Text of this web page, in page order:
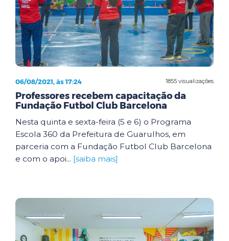
1855 visualizações
06/08/2021, às 17:24
Professores recebem capacitação da
Fundação Futbol Club Barcelona
Nesta quinta e sexta-feira (5 e 6) o Programa
Escola 360 da Prefeitura de Guarulhos, em
parceria com a Fundação Futbol Club Barcelona
e com o apoi... [saiba mais]